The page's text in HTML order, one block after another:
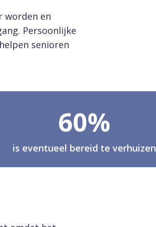
worden en
Persoonlijke
senioren
60%
is eventueel bereid te verhuizen